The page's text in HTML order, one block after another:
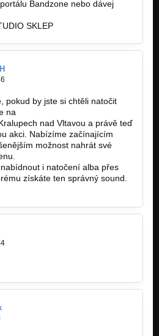
Bandzone nebo dávej
SKLEP
pokud by jste si chtěli natočit
na
nad Vltavou a právě teď
akci. Nabízíme začínajícím
možnost nahrát své
i natočení alba přes
získáte ten správný sound.